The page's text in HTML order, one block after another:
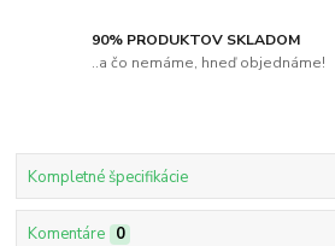
90% PRODUKTOV SKLADOM
..a čo nemáme, hneď objednáme!
Kompletné špecifikácie
Komentáre 0